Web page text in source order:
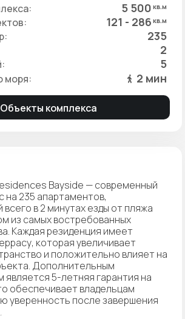
Bayside — современный
на 235 апартаментов,
в 2 минутах езды от пляжа
из самых востребованных
Каждая резиденция имеет
которая увеличивает
и положительно влияет на
Дополнительным
5-летняя гарантия на
обеспечивает владельцам
уверенность после завершения
5 500 кв.м
121 - 286 кв.м
235
2
5
моря: 2 мин
Объекты комплекса